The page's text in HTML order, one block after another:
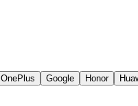
OnePlus Google Honor